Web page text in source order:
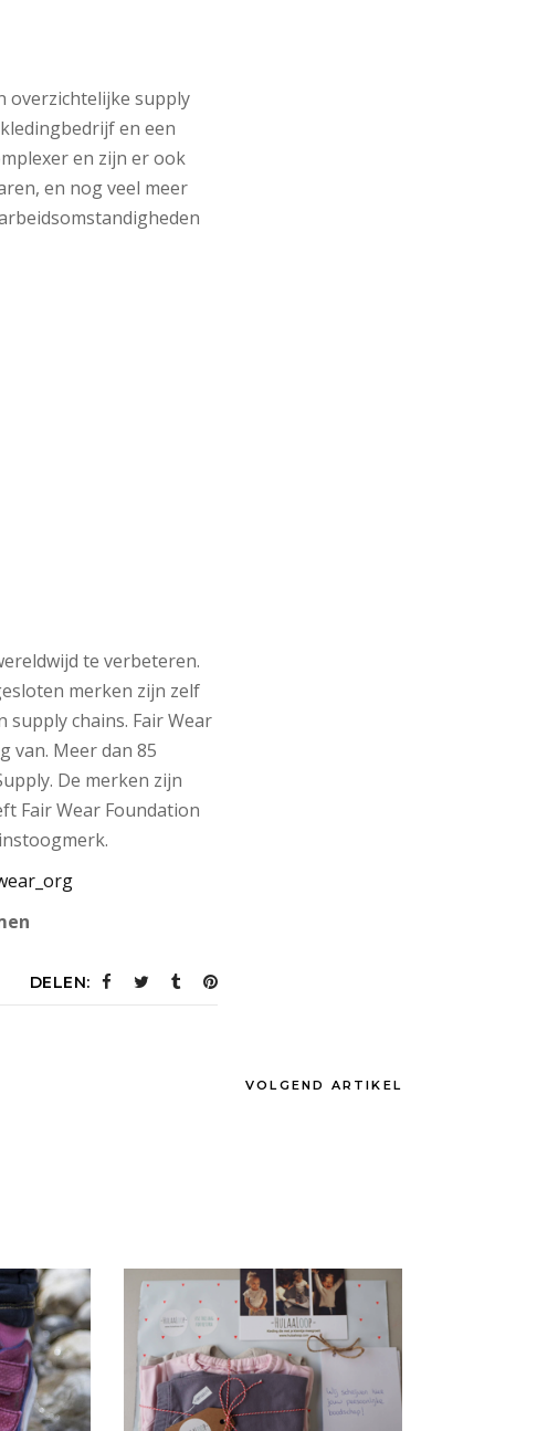
overzichtelijke supply
en een
en zijn er ook
en nog veel meer
te verbeteren.
merken zijn zelf
chains. Fair Wear
van. Meer dan 85
De merken zijn
Fair Wear Foundation
DELEN:
VOLGEND ARTIKEL